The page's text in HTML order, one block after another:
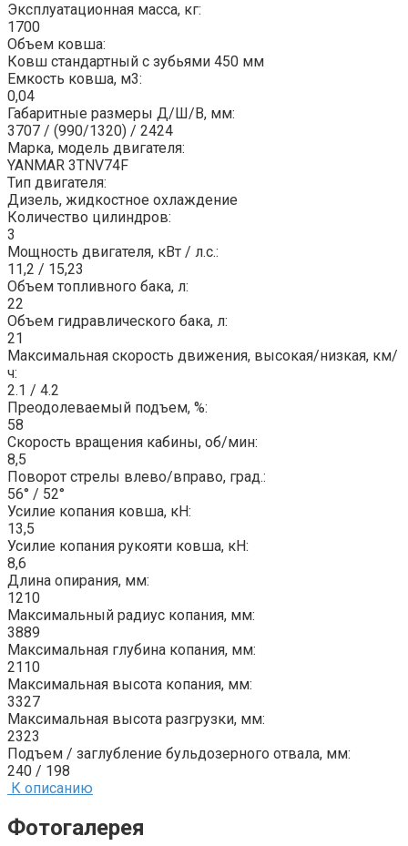
Эксплуатационная масса, кг:
1700
Объем ковша:
Ковш стандартный с зубьями 450 мм
Емкость ковша, м3:
0,04
Габаритные размеры Д/Ш/В, мм:
3707 / (990/1320) / 2424
Марка, модель двигателя:
YANMAR 3TNV74F
Тип двигателя:
Дизель, жидкостное охлаждение
Количество цилиндров:
3
Мощность двигателя, кВт / л.с.:
11,2 / 15,23
Объем топливного бака, л:
22
Объем гидравлического бака, л:
21
Максимальная скорость движения, высокая/низкая, км/
ч:
2.1 / 4.2
Преодолеваемый подъем, %:
58
Скорость вращения кабины, об/мин:
8,5
Поворот стрелы влево/вправо, град.:
56° / 52°
Усилие копания ковша, кН:
13,5
Усилие копания рукояти ковша, кН:
8,6
Длина опирания, мм:
1210
Максимальный радиус копания, мм:
3889
Максимальная глубина копания, мм:
2110
Максимальная высота копания, мм:
3327
Максимальная высота разгрузки, мм:
2323
Подъем / заглубление бульдозерного отвала, мм:
240 / 198
К описанию
Фотогалерея